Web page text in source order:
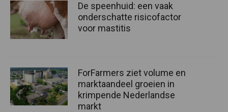
De speenhuid: een vaak
onderschatte risicofactor
voor mastitis
ForFarmers ziet volume en
marktaandeel groeien in
krimpende Nederlandse
markt